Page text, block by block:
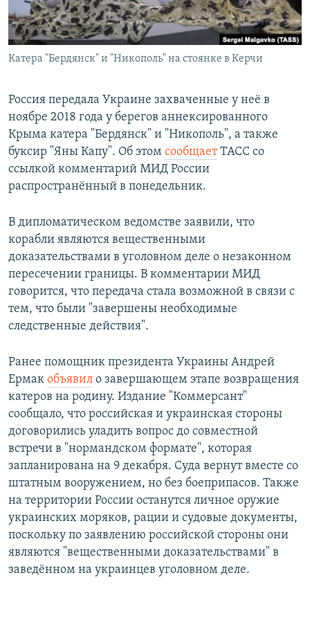
Հայերեն
English
Все сайты Радио Азатутюн
Катера "Бердянск" и "Никополь" на стоянке в Керчи
Россия передала Украине захваченные у неё в
ноябре 2018 года у берегов аннексированного
Крыма катера "Бердянск" и "Никополь", а также
буксир "Яны Капу". Об этом сообщаетТАСС со
ссылкой комментарий МИД России
распространённый в понедельник.
В дипломатическом ведомстве заявили, что
корабли являются вещественными
доказательствами в уголовном деле о незаконном
пересечении границы. В комментарии МИД
говорится, что передача стала возможной в связи с
тем, что были "завершены необходимые
следственные действия".
Ранее помощник президента Украины Андрей
Ермак объявил о завершающем этапе возвращения
катеров на родину. Издание "Коммерсант"
сообщало, что российская и украинская стороны
договорились уладить вопрос до совместной
встречи в "нормандском формате", которая
запланирована на 9 декабря. Суда вернут вместе со
штатным вооружением, но без боеприпасов. Также
на территории России останутся личное оружие
украинских моряков, рации и судовые документы,
поскольку по заявлению российской стороны они
являются "вещественными доказательствами" в
заведённом на украинцев уголовном деле.